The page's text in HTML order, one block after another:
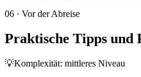
06 · Vor der Abreise
Praktische Tipps und
💡Komplexität: mittleres Niveau